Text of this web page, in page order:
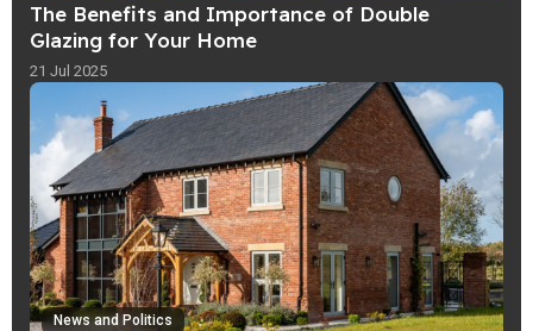
The Benefits and Importance of Double
Glazing for Your Home
21 Jul 2025
News and Politics